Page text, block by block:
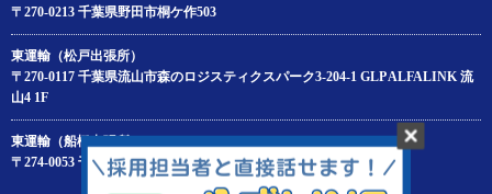
〒270-0213 千葉県野田市桐ケ作503
東運輸（松戸出張所）
〒270-0117 千葉県流山市森のロジスティクスパーク3-204‐1 GLP ALFALINK 流
山4 1F
東運輸（船橋出張所）
〒274-0053 千葉県船橋市豊富町688